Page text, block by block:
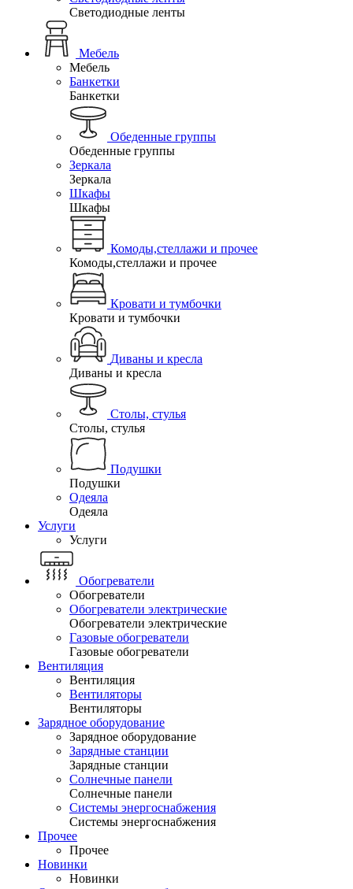
Светодиодные ленты
Мебель
Мебель
Банкетки
Банкетки
Обеденные группы
Обеденные группы
Зеркала
Зеркала
Шкафы
Шкафы
Комоды,стеллажи и прочее
Комоды,стеллажи и прочее
Кровати и тумбочки
Кровати и тумбочки
Диваны и кресла
Диваны и кресла
Столы, стулья
Столы, стулья
Подушки
Подушки
Одеяла
Одеяла
Услуги
Услуги
Обогреватели
Обогреватели
Обогреватели электрические
Обогреватели электрические
Газовые обогреватели
Газовые обогреватели
Вентиляция
Вентиляция
Вентиляторы
Вентиляторы
Зарядное оборудование
Зарядное оборудование
Зарядные станции
Зарядные станции
Солнечные панели
Солнечные панели
Системы энергоснабжения
Системы энергоснабжения
Прочее
Прочее
Новинки
Новинки